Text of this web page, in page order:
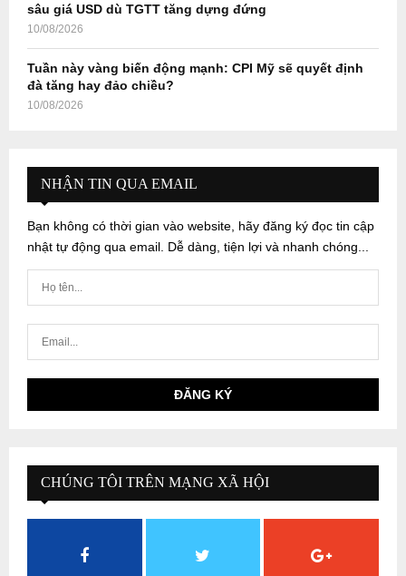
sâu giá USD dù TGTT tăng dựng đứng
10/08/2026
Tuần này vàng biến động mạnh: CPI Mỹ sẽ quyết định
đà tăng hay đảo chiều?
10/08/2026
NHẬN TIN QUA EMAIL
Bạn không có thời gian vào website, hãy đăng ký đọc tin cập
nhật tự động qua email. Dễ dàng, tiện lợi và nhanh chóng...
CHÚNG TÔI TRÊN MẠNG XÃ HỘI